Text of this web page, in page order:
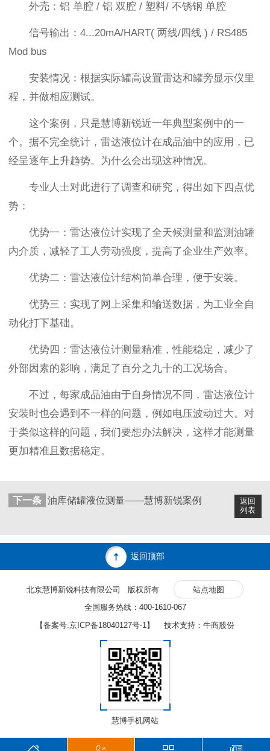
外壳：铝 单腔 / 铝 双腔 / 塑料/ 不锈钢 单腔
信号输出：4...20mA/HART( 两线/四线 ) / RS485
Mod bus
安装情况：根据实际罐高设置雷达和罐旁显示仪里
程，并做相应测试。
这个案例，只是慧博新锐近一年典型案例中的一
个。据不完全统计，雷达液位计在成品油中的应用，已
经呈逐年上升趋势。为什么会出现这种情况。
专业人士对此进行了调查和研究，得出如下四点优
势：
优势一：雷达液位计实现了全天候测量和监测油罐
内介质，减轻了工人劳动强度，提高了企业生产效率。
优势二：雷达液位计结构简单合理，便于安装。
优势三：实现了网上采集和输送数据，为工业全自
动化打下基础。
优势四：雷达液位计测量精准，性能稳定，减少了
外部因素的影响，满足了百分之九十的工况场合。
不过，每家成品油由于自身情况不同，雷达液位计
安装时也会遇到不一样的问题，例如电压波动过大。对
于类似这样的问题，我们要想办法解决，这样才能测量
更加精准且数据稳定。
返回
列表
下一条 油库储罐液位测量——慧博新锐案例
返回顶部
北京慧博新锐科技有限公司 版权所有
站点地图
全国服务热线：400-1610-067
【备案号:京ICP备18040127号-1 】 技术支持：牛商股份
慧博手机网站